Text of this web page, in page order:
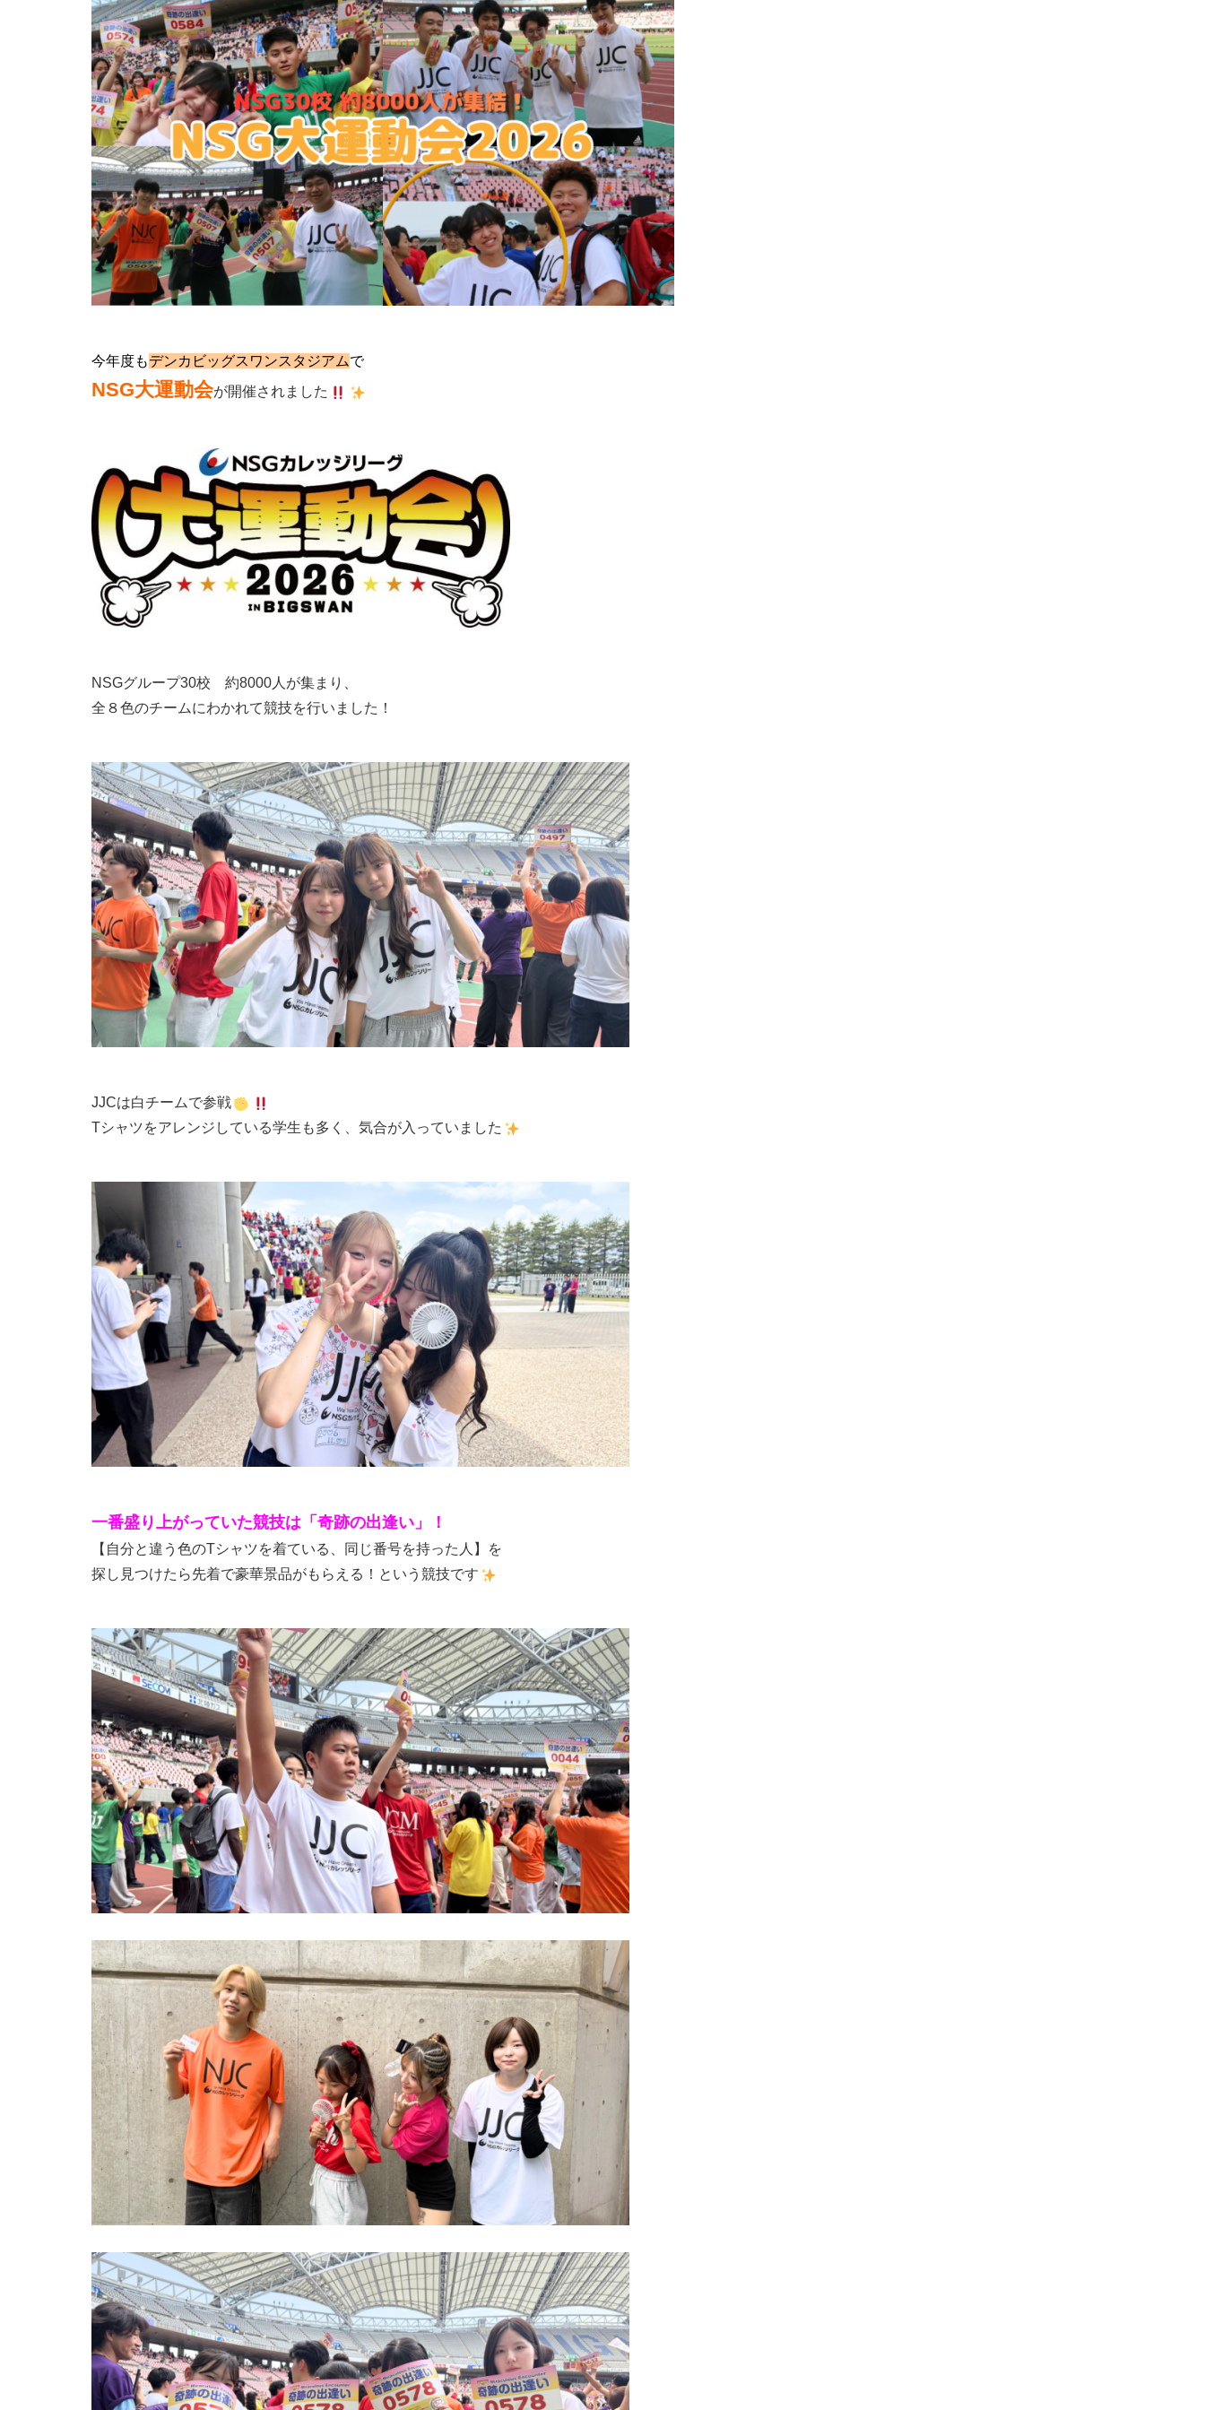
今年度もデンカビッグスワンスタジアムで
NSG大運動会が開催されました
NSGグループ30校 約8000人が集まり、
全８色のチームにわかれて競技を行いました！
JJCは白チームで参戦
Tシャツをアレンジしている学生も多く、気合が入っていました
一番盛り上がっていた競技は「奇跡の出逢い」！
【自分と違う色のTシャツを着ている、同じ番号を持った人】を
探し見つけたら先着で豪華景品がもらえる！という競技です